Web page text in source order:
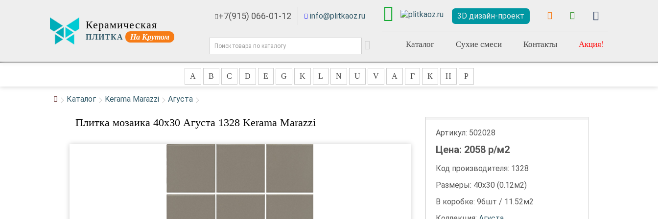
Керамическая
ПЛИТКА На Крутом
+7(915) 066-01-12 info@plitkaoz.ru 3D дизайн-проект
Каталог Сухие смеси Контакты Акция!
A B C D E G K L N U V А Г К Н Р
Каталог Kerama Marazzi Агуста
Плитка мозаика 40x30 Агуста 1328 Kerama Marazzi
Артикул: 502028
Цена: 2058р/м2
Код производителя: 1328
Размеры: 40х30 (0.12м2)
В коробке: 96шт / 11.52м2